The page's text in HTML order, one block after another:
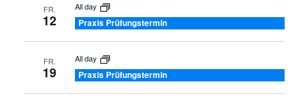
FR.
12
All day
Praxis Prüfungstermin
FR.
19
All day
Praxis Prüfungstermin